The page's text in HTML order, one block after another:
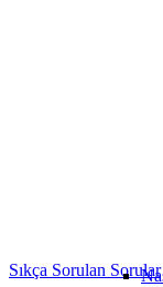
Sıkça Sorulan Sorular